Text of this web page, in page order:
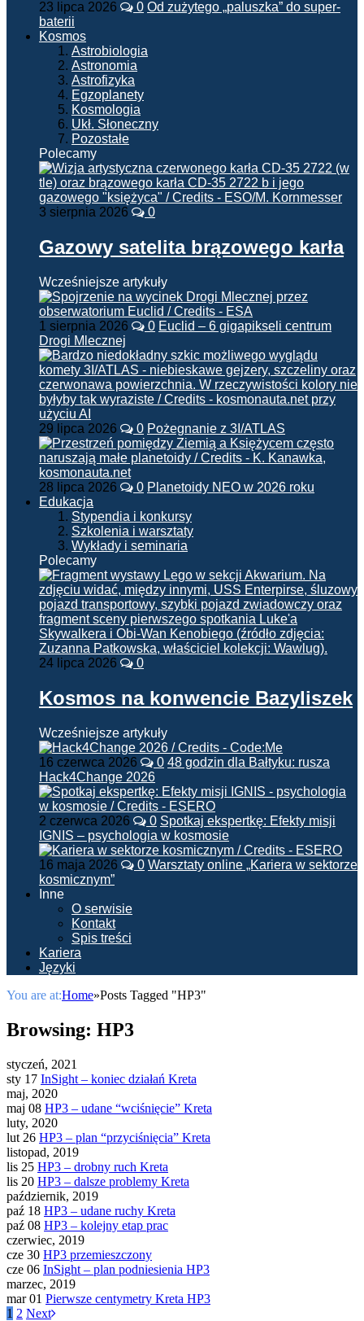
23 lipca 2026 0 Od zużytego „paluszka” do super-
baterii
Kosmos
Astrobiologia
Astronomia
Astrofizyka
Egzoplanety
Kosmologia
Ukł. Słoneczny
Pozostałe
Polecamy
3 sierpnia 2026 0
Gazowy satelita brązowego karła
Wcześniejsze artykuły
1 sierpnia 2026 0 Euclid – 6 gigapikseli centrum
Drogi Mlecznej
29 lipca 2026 0 Pożegnanie z 3I/ATLAS
28 lipca 2026 0 Planetoidy NEO w 2026 roku
Edukacja
Stypendia i konkursy
Szkolenia i warsztaty
Wykłady i seminaria
Polecamy
24 lipca 2026 0
Kosmos na konwencie Bazyliszek
Wcześniejsze artykuły
16 czerwca 2026 0 48 godzin dla Bałtyku: rusza
Hack4Change 2026
2 czerwca 2026 0 Spotkaj ekspertkę: Efekty misji
IGNIS – psychologia w kosmosie
16 maja 2026 0 Warsztaty online „Kariera w sektorze
kosmicznym”
Inne
O serwisie
Kontakt
Spis treści
Kariera
Języki
You are at:Home»Posts Tagged "HP3"
Browsing: HP3
styczeń, 2021
sty 17 InSight – koniec działań Kreta
maj, 2020
maj 08 HP3 – udane “wciśnięcie” Kreta
luty, 2020
lut 26 HP3 – plan “przyciśnięcia” Kreta
listopad, 2019
lis 25 HP3 – drobny ruch Kreta
lis 20 HP3 – dalsze problemy Kreta
październik, 2019
paź 18 HP3 – udane ruchy Kreta
paź 08 HP3 – kolejny etap prac
czerwiec, 2019
cze 30 HP3 przemieszczony
cze 06 InSight – plan podniesienia HP3
marzec, 2019
mar 01 Pierwsze centymetry Kreta HP3
1 2 Next